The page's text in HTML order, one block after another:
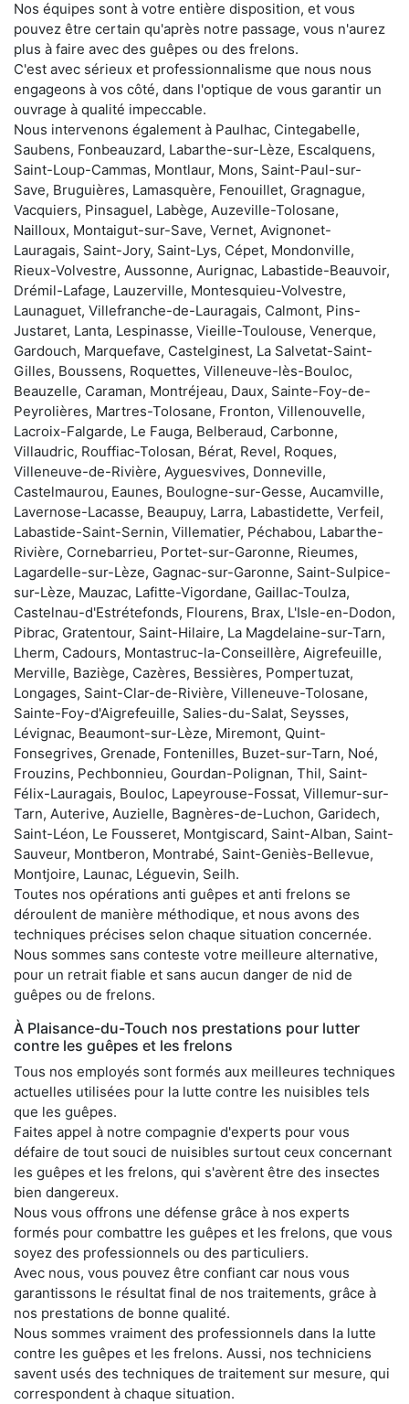
Nos équipes sont à votre entière disposition, et vous
pouvez être certain qu'après notre passage, vous n'aurez
plus à faire avec des guêpes ou des frelons.
C'est avec sérieux et professionnalisme que nous nous
engageons à vos côté, dans l'optique de vous garantir un
ouvrage à qualité impeccable.
Nous intervenons également à Paulhac, Cintegabelle,
Saubens, Fonbeauzard, Labarthe-sur-Lèze, Escalquens,
Saint-Loup-Cammas, Montlaur, Mons, Saint-Paul-sur-
Save, Bruguières, Lamasquère, Fenouillet, Gragnague,
Vacquiers, Pinsaguel, Labège, Auzeville-Tolosane,
Nailloux, Montaigut-sur-Save, Vernet, Avignonet-
Lauragais, Saint-Jory, Saint-Lys, Cépet, Mondonville,
Rieux-Volvestre, Aussonne, Aurignac, Labastide-Beauvoir,
Drémil-Lafage, Lauzerville, Montesquieu-Volvestre,
Launaguet, Villefranche-de-Lauragais, Calmont, Pins-
Justaret, Lanta, Lespinasse, Vieille-Toulouse, Venerque,
Gardouch, Marquefave, Castelginest, La Salvetat-Saint-
Gilles, Boussens, Roquettes, Villeneuve-lès-Bouloc,
Beauzelle, Caraman, Montréjeau, Daux, Sainte-Foy-de-
Peyrolières, Martres-Tolosane, Fronton, Villenouvelle,
Lacroix-Falgarde, Le Fauga, Belberaud, Carbonne,
Villaudric, Rouffiac-Tolosan, Bérat, Revel, Roques,
Villeneuve-de-Rivière, Ayguesvives, Donneville,
Castelmaurou, Eaunes, Boulogne-sur-Gesse, Aucamville,
Lavernose-Lacasse, Beaupuy, Larra, Labastidette, Verfeil,
Labastide-Saint-Sernin, Villematier, Péchabou, Labarthe-
Rivière, Cornebarrieu, Portet-sur-Garonne, Rieumes,
Lagardelle-sur-Lèze, Gagnac-sur-Garonne, Saint-Sulpice-
sur-Lèze, Mauzac, Lafitte-Vigordane, Gaillac-Toulza,
Castelnau-d'Estrétefonds, Flourens, Brax, L'Isle-en-Dodon,
Pibrac, Gratentour, Saint-Hilaire, La Magdelaine-sur-Tarn,
Lherm, Cadours, Montastruc-la-Conseillère, Aigrefeuille,
Merville, Baziège, Cazères, Bessières, Pompertuzat,
Longages, Saint-Clar-de-Rivière, Villeneuve-Tolosane,
Sainte-Foy-d'Aigrefeuille, Salies-du-Salat, Seysses,
Lévignac, Beaumont-sur-Lèze, Miremont, Quint-
Fonsegrives, Grenade, Fontenilles, Buzet-sur-Tarn, Noé,
Frouzins, Pechbonnieu, Gourdan-Polignan, Thil, Saint-
Félix-Lauragais, Bouloc, Lapeyrouse-Fossat, Villemur-sur-
Tarn, Auterive, Auzielle, Bagnères-de-Luchon, Garidech,
Saint-Léon, Le Fousseret, Montgiscard, Saint-Alban, Saint-
Sauveur, Montberon, Montrabé, Saint-Geniès-Bellevue,
Montjoire, Launac, Léguevin, Seilh.
Toutes nos opérations anti guêpes et anti frelons se
déroulent de manière méthodique, et nous avons des
techniques précises selon chaque situation concernée.
Nous sommes sans conteste votre meilleure alternative,
pour un retrait fiable et sans aucun danger de nid de
guêpes ou de frelons.
À Plaisance-du-Touch nos prestations pour lutter
contre les guêpes et les frelons
Tous nos employés sont formés aux meilleures techniques
actuelles utilisées pour la lutte contre les nuisibles tels
que les guêpes.
Faites appel à notre compagnie d'experts pour vous
défaire de tout souci de nuisibles surtout ceux concernant
les guêpes et les frelons, qui s'avèrent être des insectes
bien dangereux.
Nous vous offrons une défense grâce à nos experts
formés pour combattre les guêpes et les frelons, que vous
soyez des professionnels ou des particuliers.
Avec nous, vous pouvez être confiant car nous vous
garantissons le résultat final de nos traitements, grâce à
nos prestations de bonne qualité.
Nous sommes vraiment des professionnels dans la lutte
contre les guêpes et les frelons. Aussi, nos techniciens
savent usés des techniques de traitement sur mesure, qui
correspondent à chaque situation.